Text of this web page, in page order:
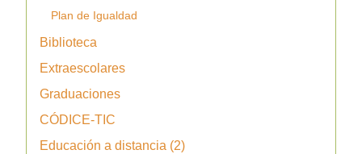
Plan de Igualdad
Biblioteca
Extraescolares
Graduaciones
CÓDICE-TIC
Educación a distancia (2)